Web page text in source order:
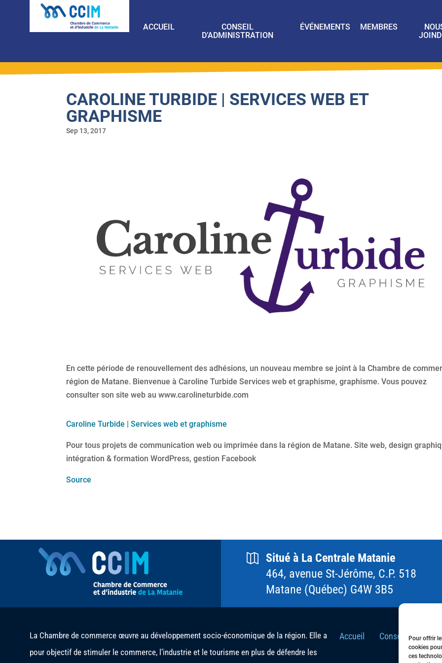
Pour offrir
cookies
ces
ACCUEIL
CONSEIL
D’ADMINISTRATION
ÉVÉNEMENTS MEMBRES
CAROLINE TURBIDE | SERVICES WEB ET
GRAPHISME
Sep 13, 2017
En cette période de renouvellement des adhésions, un nouveau membre se joint à la Chambre de
région de Matane. Bienvenue à Caroline Turbide Services web et graphisme, graphisme. Vous pouvez
consulter son site web au www.carolineturbide.com
Caroline Turbide | Services web et graphisme
Pour tous projets de communication web ou imprimée dans la région de Matane. Site web, design
intégration & formation WordPress, gestion Facebook
Source
Situé à La Centrale Matanie
464, avenue St-Jérôme, C.P. 518
Matane (Québec) G4W 3B5
La Chambre de commerce œuvre au développement socio-économique de la région. Elle a
pour objectif de stimuler le commerce, l’industrie et le tourisme en plus de défendre les
Accueil Conseil